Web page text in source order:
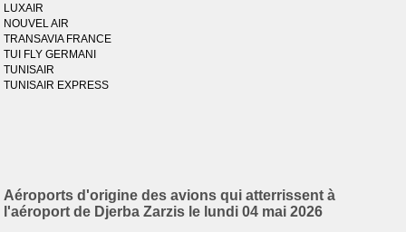
LUXAIR
NOUVEL AIR
TRANSAVIA FRANCE
TUI FLY GERMANI
TUNISAIR
TUNISAIR EXPRESS
Aéroports d'origine des avions qui atterrissent à
l'aéroport de Djerba Zarzis le lundi 04 mai 2026